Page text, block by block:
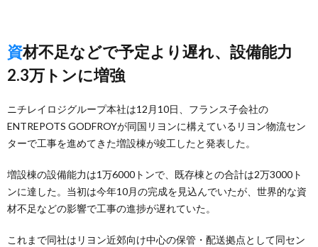
資材不足などで予定より遅れ、設備能力
2.3万トンに増強
ニチレイロジグループ本社は12月10日、フランス子会社の
ENTREPOTS GODFROYが同国リヨンに構えているリヨン物流セン
ターで工事を進めてきた増設棟が竣工したと発表した。
増設棟の設備能力は1万6000トンで、既存棟との合計は2万3000ト
ンに達した。当初は今年10月の完成を見込んでいたが、世界的な資
材不足などの影響で工事の進捗が遅れていた。
これまで同社はリヨン近郊向け中心の保管・配送拠点として同セン